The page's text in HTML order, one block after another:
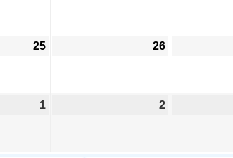
25 26
1 2